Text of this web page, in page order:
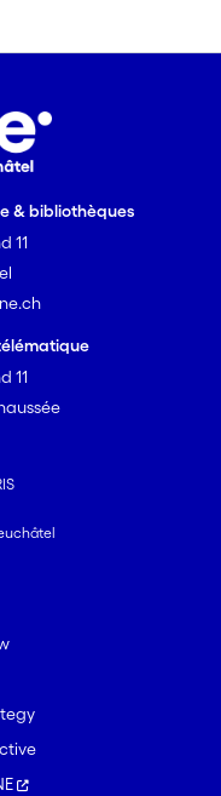
& bibliothèques
11
11